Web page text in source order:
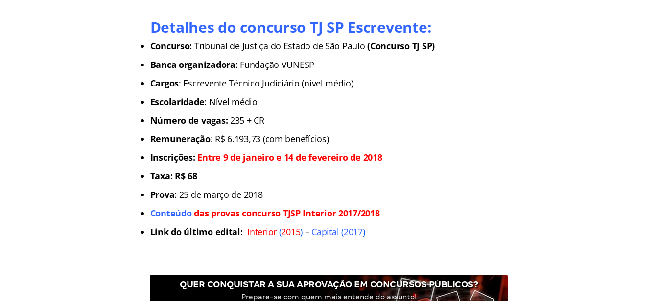
Detalhes do concurso TJ SP Escrevente:
Concurso: Tribunal de Justiça do Estado de São Paulo (Concurso TJ SP)
Banca organizadora: Fundação VUNESP
Cargos: Escrevente Técnico Judiciário (nível médio)
Escolaridade: Nível médio
Número de vagas: 235 + CR
Remuneração: R$ 6.193,73 (com benefícios)
Inscrições: Entre 9 de janeiro e 14 de fevereiro de 2018
Taxa: R$ 68
Prova: 25 de março de 2018
Conteúdodas provas concurso TJSP Interior 2017/2018
Link do último edital: Interior(2015) – Capital (2017)
QUER CONQUISTAR A SUA APROVAÇÃO EM CONCURSOS PÚBLICOS?
Prepare-se com quem mais entende do assunto!